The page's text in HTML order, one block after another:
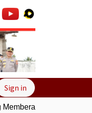
Next
Sign in
Tengah, Papua